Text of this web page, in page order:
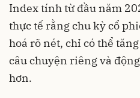
Index tính từ đầu năm
thực tế rằng chu kỳ cổ
hoá rõ nét, chỉ có thể
câu chuyện riêng và
hơn.